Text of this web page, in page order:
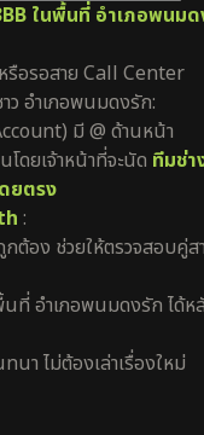
ในพื้นที่ อำเภอพนม
รือรอสาย Call Center
ว อำเภอพนมดงรัก:
มี @ ด้านหน้า
ดยเจ้าหน้าที่จะนัด ทีมช่า
ยตรง
:
ต้อง ช่วยให้ตรวจสอบคู่ส
ที่ อำเภอพนมดงรัก ได้ห
นา ไม่ต้องเล่าเรื่องใหม่